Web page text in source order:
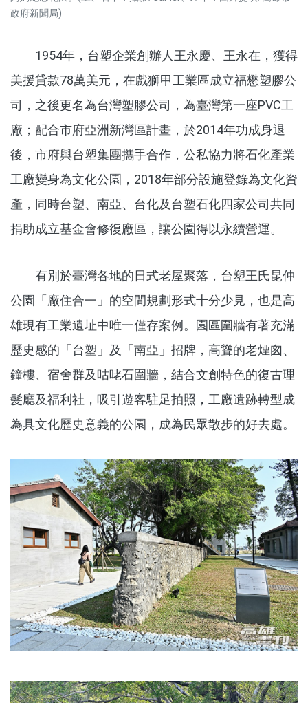
政府新聞局)
1954年，台塑企業創辦人王永慶、王永在，獲得
美援貸款78萬美元，在戲獅甲工業區成立福懋塑膠公
司，之後更名為台灣塑膠公司，為臺灣第一座PVC工
廠；配合市府亞洲新灣區計畫，於2014年功成身退
後，市府與台塑集團攜手合作，公私協力將石化產業
工廠變身為文化公園，2018年部分設施登錄為文化資
產，同時台塑、南亞、台化及台塑石化四家公司共同
捐助成立基金會修復廠區，讓公園得以永續營運。
有別於臺灣各地的日式老屋聚落，台塑王氏昆仲
公園「廠住合一」的空間規劃形式十分少見，也是高
雄現有工業遺址中唯一僅存案例。園區圍牆有著充滿
歷史感的「台塑」及「南亞」招牌，高聳的老煙囪、
鐘樓、宿舍群及咕咾石圍牆，結合文創特色的復古理
髮廳及福利社，吸引遊客駐足拍照，工廠遺跡轉型成
為具文化歷史意義的公園，成為民眾散步的好去處。